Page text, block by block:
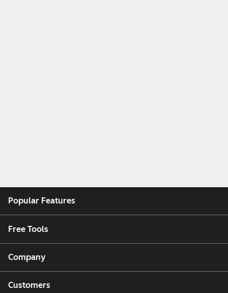
Popular Features
Free Tools
Company
Customers